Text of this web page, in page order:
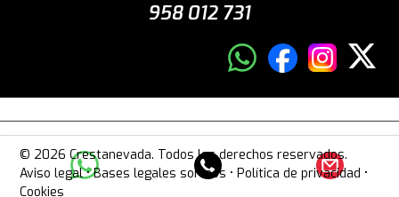
958 012 731
© 2026 Crestanevada. Todos los derechos reservados.
Aviso legal•Bases legales sorteos •Política de privacidad •
Cookies